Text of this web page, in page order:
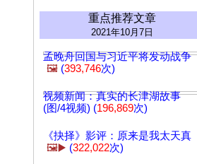
重点推荐文章
2021年10月7日
孟晚舟回国与习近平将发动战争
🖼️ (393,746次)
视频新闻：真实的长津湖故事
(图/4视频) (196,869次)
《抉择》影评：原来是我太天真
🖼️▶️ (322,022次)